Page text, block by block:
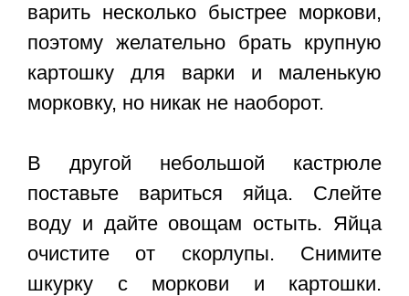
варить несколько быстрее моркови,
поэтому желательно брать крупную
картошку для варки и маленькую
морковку, но никак не наоборот.
В другой небольшой кастрюле
поставьте вариться яйца. Слейте
воду и дайте овощам остыть. Яйца
очистите от скорлупы. Снимите
шкурку с моркови и картошки.